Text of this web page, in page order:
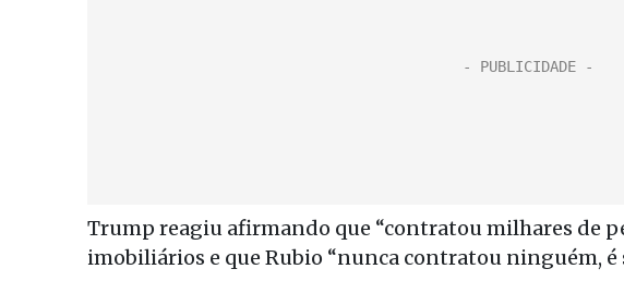
Trump reagiu afirmando que “contratou milhares de
imobiliários e que Rubio “nunca contratou ninguém, é